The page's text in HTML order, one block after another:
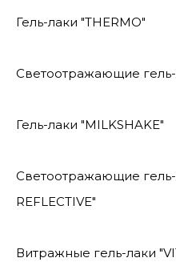
Гель-лаки "THERMO"
Светоотражающие гель-
Гель-лаки "MILKSHAKE"
Светоотражающие гель-
REFLECTIVE"
Витражные гель-лаки